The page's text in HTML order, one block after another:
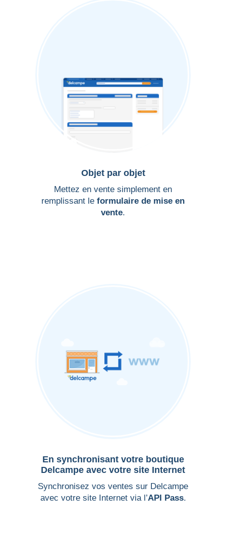
Objet par objet
Mettez en vente simplement en
remplissant le formulaire de mise en
vente.
En synchronisant votre boutique
Delcampe avec votre site Internet
Synchronisez vos ventes sur Delcampe
avec votre site Internet via l’API Pass.